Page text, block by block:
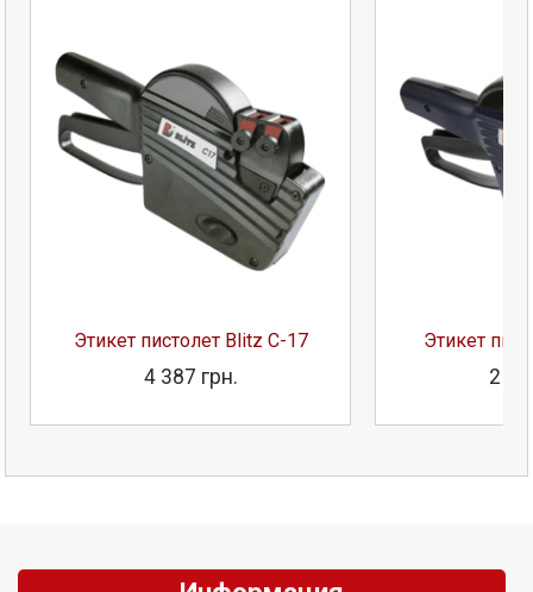
Этикет пистолет Blitz C-17
4 387 грн.
Этикет
2